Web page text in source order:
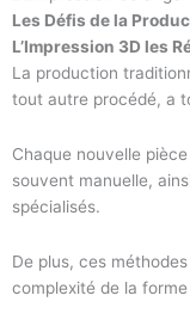
Les Défis de la
L’Impression 3D les
La production
tout autre procédé, a
Chaque nouvelle
souvent manuelle,
spécialisés.
De plus, ces
complexité de la